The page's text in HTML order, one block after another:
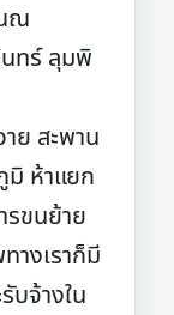
ณ
ทร์ ลุมพิ
ย สะพาน
มิ ห้าแยก
รขนย้าย
างเราก็มี
บจ้างใน